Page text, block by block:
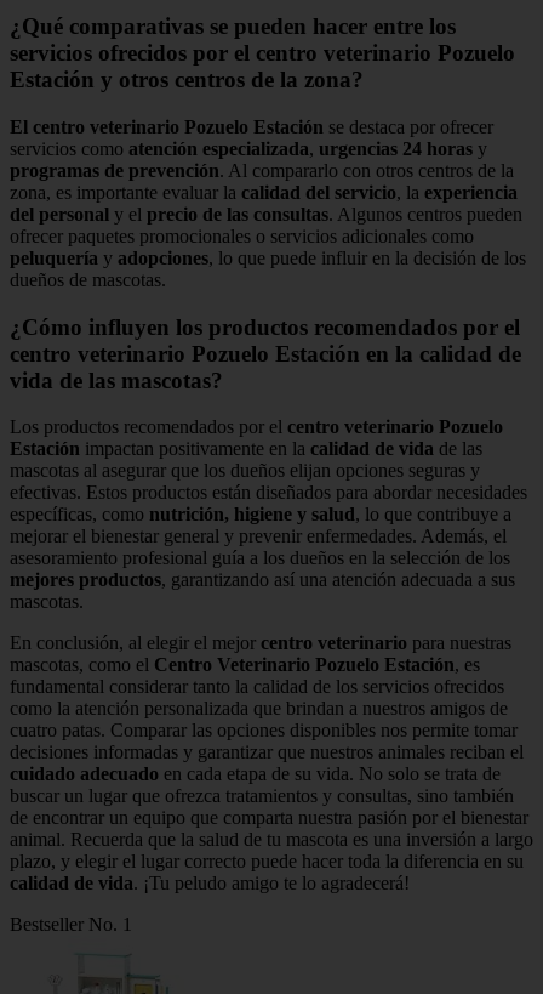
¿Qué comparativas se pueden hacer entre los
servicios ofrecidos por el centro veterinario Pozuelo
Estación y otros centros de la zona?
El centro veterinario Pozuelo Estación se destaca por ofrecer
servicios como atención especializada, urgencias 24 horas y
programas de prevención. Al compararlo con otros centros de la
zona, es importante evaluar la calidad del servicio, la experiencia
del personal y el precio de las consultas. Algunos centros pueden
ofrecer paquetes promocionales o servicios adicionales como
peluquería y adopciones, lo que puede influir en la decisión de los
dueños de mascotas.
¿Cómo influyen los productos recomendados por el
centro veterinario Pozuelo Estación en la calidad de
vida de las mascotas?
Los productos recomendados por el centro veterinario Pozuelo
Estación impactan positivamente en la calidad de vida de las
mascotas al asegurar que los dueños elijan opciones seguras y
efectivas. Estos productos están diseñados para abordar necesidades
específicas, como nutrición, higiene y salud , lo que contribuye a
mejorar el bienestar general y prevenir enfermedades. Además, el
asesoramiento profesional guía a los dueños en la selección de los
mejores productos, garantizando así una atención adecuada a sus
mascotas.
En conclusión, al elegir el mejor centro veterinario para nuestras
mascotas, como el Centro Veterinario Pozuelo Estación, es
fundamental considerar tanto la calidad de los servicios ofrecidos
como la atención personalizada que brindan a nuestros amigos de
cuatro patas. Comparar las opciones disponibles nos permite tomar
decisiones informadas y garantizar que nuestros animales reciban el
cuidado adecuado en cada etapa de su vida. No solo se trata de
buscar un lugar que ofrezca tratamientos y consultas, sino también
de encontrar un equipo que comparta nuestra pasión por el bienestar
animal. Recuerda que la salud de tu mascota es una inversión a largo
plazo, y elegir el lugar correcto puede hacer toda la diferencia en su
calidad de vida. ¡Tu peludo amigo te lo agradecerá!
Bestseller No. 1